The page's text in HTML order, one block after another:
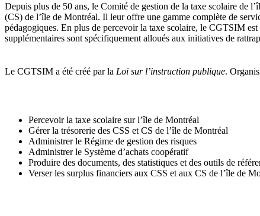
Depuis plus de 50 ans, le Comité de gestion de la taxe scolaire de
(CS) de l’île de Montréal. Il leur offre une gamme complète de
pédagogiques. En plus de percevoir la taxe scolaire, le CGTSIM est
supplémentaires sont spécifiquement alloués aux initiatives de
Le CGTSIM a été créé par la Loi sur l’instruction publique.
Percevoir la taxe scolaire sur l’île de Montréal
Gérer la trésorerie des CSS et CS de l’île de Montréal
Administrer le Régime de gestion des risques
Administrer le Système d’achats coopératif
Produire des documents, des statistiques et des outils de
Verser les surplus financiers aux CSS et aux CS de l’île de